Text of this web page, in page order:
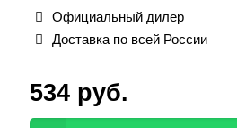
Официальный дилер
Доставка по всей России
534 руб.